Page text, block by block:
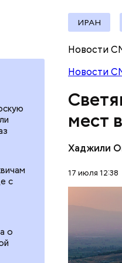
с
о
ИРАН
Новости
Новости
мест
Хаджили
17 июля 12:38
сделаны
Подход